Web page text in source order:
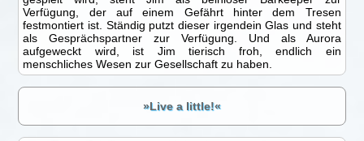
Verfügung, der auf einem Gefährt hinter dem Tresen
festmontiert ist. Ständig putzt dieser irgendein Glas und steht
als Gesprächspartner zur Verfügung. Und als Aurora
aufgeweckt wird, ist Jim tierisch froh, endlich ein
menschliches Wesen zur Gesellschaft zu haben.
»Live a little!«